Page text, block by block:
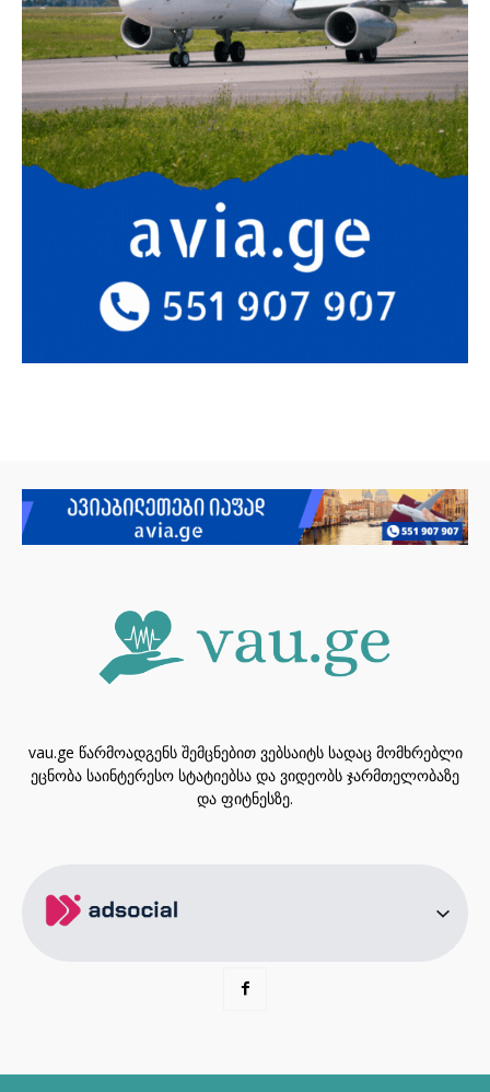
vau.ge წარმოადგენს შემცნებით ვებსაიტს სადაც მომხრებლი
ეცნობა საინტერესო სტატიებსა და ვიდეობს ჯარმთელობაზე
და ფიტნესზე.